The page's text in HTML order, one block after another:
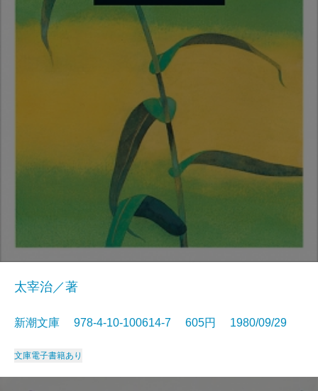
太宰治／著
新潮文庫 978-4-10-100614-7 605円 1980/09/29
文庫電子書籍あり